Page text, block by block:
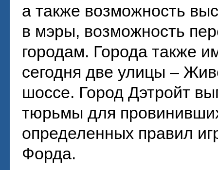
а также возможность
в мэры, возможность
городам. Города также
сегодня две улицы –
шоссе. Город Дэтройт
тюрьмы для
определенных правил
Форда.